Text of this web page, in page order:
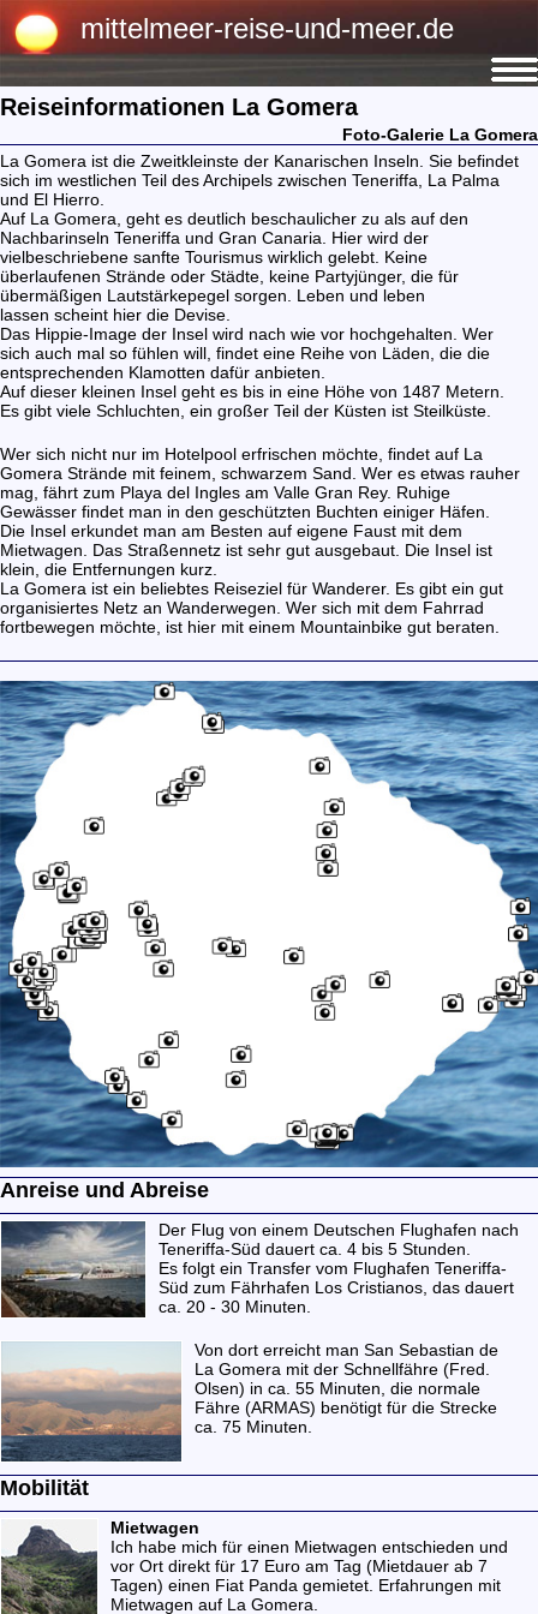
mittelmeer-reise-und-meer.de
Reiseinformationen La Gomera
Foto-Galerie La Gomera
La Gomera ist die Zweitkleinste der Kanarischen Inseln. Sie befindet
sich im westlichen Teil des Archipels zwischen Teneriffa, La Palma
und El Hierro.
Auf La Gomera, geht es deutlich beschaulicher zu als auf den
Nachbarinseln Teneriffa und Gran Canaria. Hier wird der
vielbeschriebene sanfte Tourismus wirklich gelebt. Keine
überlaufenen Strände oder Städte, keine Partyjünger, die für
übermäßigen Lautstärkepegel sorgen. Leben und leben
lassen scheint hier die Devise.
Das Hippie-Image der Insel wird nach wie vor hochgehalten. Wer
sich auch mal so fühlen will, findet eine Reihe von Läden, die die
entsprechenden Klamotten dafür anbieten.
Auf dieser kleinen Insel geht es bis in eine Höhe von 1487 Metern.
Es gibt viele Schluchten, ein großer Teil der Küsten ist Steilküste.
Wer sich nicht nur im Hotelpool erfrischen möchte, findet auf La
Gomera Strände mit feinem, schwarzem Sand. Wer es etwas rauher
mag, fährt zum Playa del Ingles am Valle Gran Rey. Ruhige
Gewässer findet man in den geschützten Buchten einiger Häfen.
Die Insel erkundet man am Besten auf eigene Faust mit dem
Mietwagen. Das Straßennetz ist sehr gut ausgebaut. Die Insel ist
klein, die Entfernungen kurz.
La Gomera ist ein beliebtes Reiseziel für Wanderer. Es gibt ein gut
organisiertes Netz an Wanderwegen. Wer sich mit dem Fahrrad
fortbewegen möchte, ist hier mit einem Mountainbike gut beraten.
Anreise und Abreise
Der Flug von einem Deutschen Flughafen nach
Teneriffa-Süd dauert ca. 4 bis 5 Stunden.
Es folgt ein Transfer vom Flughafen Teneriffa-
Süd zum Fährhafen Los Cristianos, das dauert
ca. 20 - 30 Minuten.
Von dort erreicht man San Sebastian de
La Gomera mit der Schnellfähre (Fred.
Olsen) in ca. 55 Minuten, die normale
Fähre (ARMAS) benötigt für die Strecke
ca. 75 Minuten.
Mobilität
Mietwagen
Ich habe mich für einen Mietwagen entschieden und
vor Ort direkt für 17 Euro am Tag (Mietdauer ab 7
Tagen) einen Fiat Panda gemietet. Erfahrungen mit
Mietwagen auf La Gomera